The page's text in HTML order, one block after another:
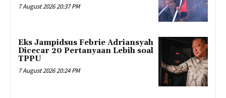
7 August 2026 20:37 PM
Eks Jampidsus Febrie Adriansyah
Dicecar 20 Pertanyaan Lebih soal
TPPU
7 August 2026 20:24 PM